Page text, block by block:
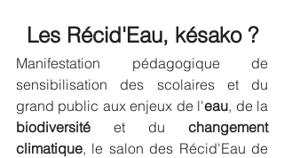
Les Récid'Eau, késako ?
Manifestation pédagogique de
sensibilisation des scolaires et du
grand public aux enjeux de l'eau
biodiversité et du changement
climatique, le salon des Récid'Eau de